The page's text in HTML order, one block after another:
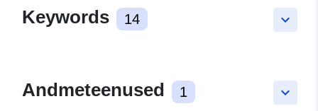
keyboard_arrow_down
Keywords 14
keyboard_arrow_down
Andmeteenused 1